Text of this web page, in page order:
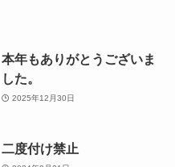
本年もありがとうございま
した。
2025年12月30日
二度付け禁止